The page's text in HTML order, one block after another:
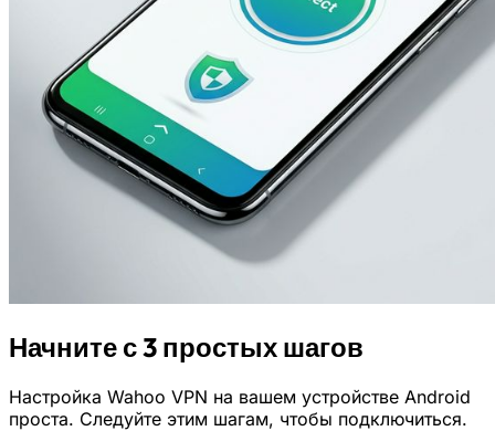
Начните с 3 простых шагов
Настройка Wahoo VPN на вашем устройстве Android
проста. Следуйте этим шагам, чтобы подключиться.